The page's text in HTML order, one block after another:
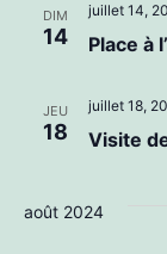
DIM
14 Place à
juillet 14,
JEU
18 Visite
juillet 18,
août 2024